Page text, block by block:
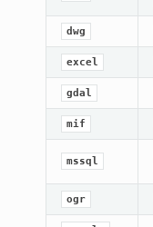
dwg
excel
gdal
mif
mssql
ogr